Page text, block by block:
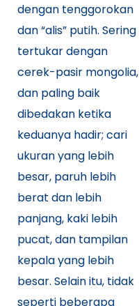
dengan tenggorokan
dan “alis” putih. Sering
tertukar dengan
cerek-pasir mongolia,
dan paling baik
dibedakan ketika
keduanya hadir; cari
ukuran yang lebih
besar, paruh lebih
berat dan lebih
panjang, kaki lebih
pucat, dan tampilan
kepala yang lebih
besar. Selain itu, tidak
seperti beberapa